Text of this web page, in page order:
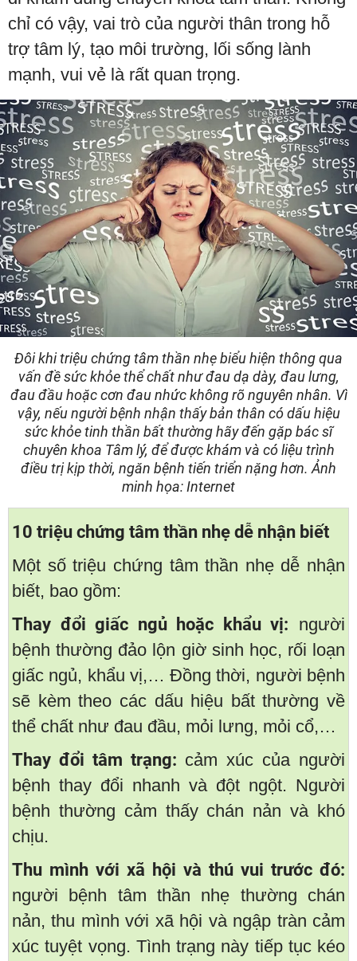
chỉ có vậy, vai trò của người thân trong hỗ
trợ tâm lý, tạo môi trường, lối sống lành
mạnh, vui vẻ là rất quan trọng.
Đôi khi triệu chứng tâm thần nhẹ biểu hiện thông qua
vấn đề sức khỏe thể chất như đau dạ dày, đau lưng,
đau đầu hoặc cơn đau nhức không rõ nguyên nhân. Vì
vậy, nếu người bệnh nhận thấy bản thân có dấu hiệu
sức khỏe tinh thần bất thường hãy đến gặp bác sĩ
chuyên khoa Tâm lý, để được khám và có liệu trình
điều trị kịp thời, ngăn bệnh tiến triển nặng hơn. Ảnh
minh họa: Internet
10 triệu chứng tâm thần nhẹ dễ nhận biết
Một số triệu chứng tâm thần nhẹ dễ nhận
biết, bao gồm:
Thay đổi giấc ngủ hoặc khẩu vị: người
bệnh thường đảo lộn giờ sinh học, rối loạn
giấc ngủ, khẩu vị,… Đồng thời, người bệnh
sẽ kèm theo các dấu hiệu bất thường về
thể chất như đau đầu, mỏi lưng, mỏi cổ,…
Thay đổi tâm trạng: cảm xúc của người
bệnh thay đổi nhanh và đột ngột. Người
bệnh thường cảm thấy chán nản và khó
chịu.
Thu mình với xã hội và thú vui trước đó:
người bệnh tâm thần nhẹ thường chán
nản, thu mình với xã hội và ngập tràn cảm
xúc tuyệt vọng. Tình trạng này tiếp tục kéo